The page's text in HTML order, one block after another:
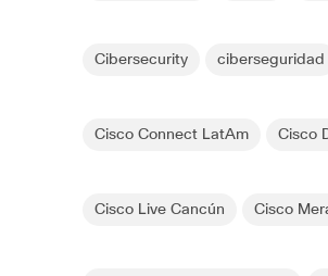
Cibersecurity ciberseguridad
Cisco Connect LatAm Cisco
Cisco Live Cancún Cisco